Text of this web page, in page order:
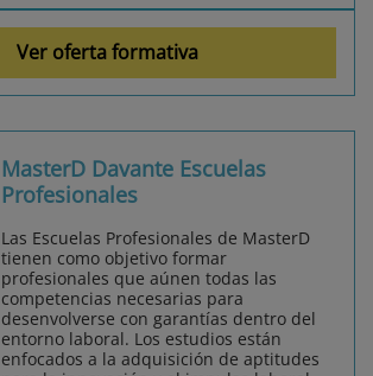
Ver oferta formativa
MasterD Davante Escuelas
Profesionales
Las Escuelas Profesionales de MasterD
tienen como objetivo formar
profesionales que aúnen todas las
competencias necesarias para
desenvolverse con garantías dentro del
entorno laboral. Los estudios están
enfocados a la adquisición de aptitudes